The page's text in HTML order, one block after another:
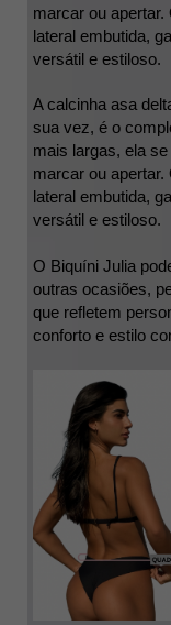
marcar ou
lateral embutida,
versátil e estiloso.
A calcinha asa
sua vez, é o
mais largas, ela
marcar ou
lateral embutida,
versátil e estiloso.
O Biquíni Julia
outras ocasiões,
que refletem
conforto e estilo